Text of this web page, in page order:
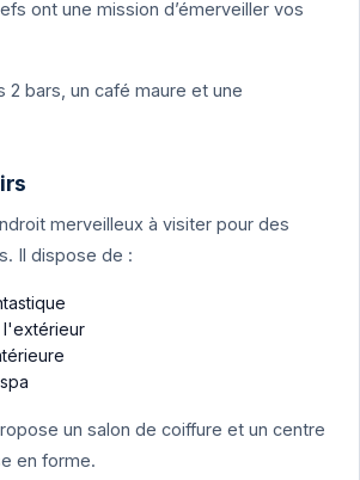
ont une mission d’émerveiller vos
2 bars, un café maure et une
merveilleux à visiter pour des
Il dispose de :
l'extérieur
un salon de coiffure et un centre
en forme.